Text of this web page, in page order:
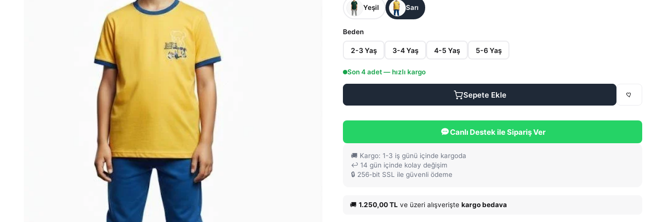
Yeşil Sarı
Beden
2-3 Yaş 3-4 Yaş 4-5 Yaş 5-6 Yaş
Son4adet — hızlı kargo
Sepete Ekle
Canlı Destek ile Sipariş Ver
🚚 Kargo: 1-3 iş günü içinde kargoda
↩️ 14 gün içinde kolay değişim
🔒 256-bit SSL ile güvenli ödeme
🚚 1.250,00 TL ve üzeri alışverişte kargo bedava